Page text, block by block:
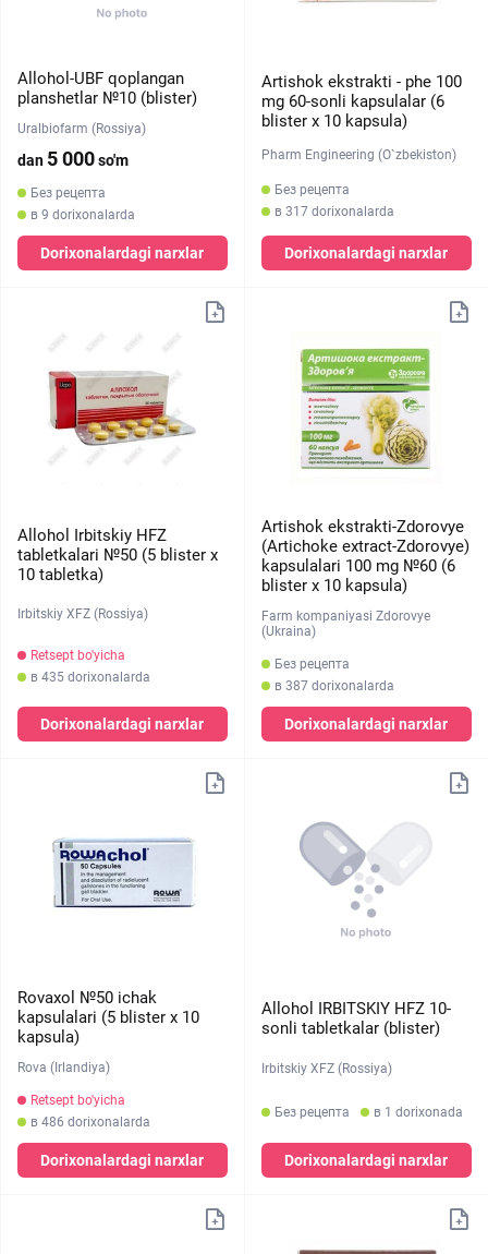
Allohol-UBF qoplangan
planshetlar №10 (blister)
Uralbiofarm (Rossiya)
dan 5 000so'm
Без рецепта
в 9 dorixonalarda
Dorixonalardagi narxlar
Artishok ekstrakti - phe 100
mg 60-sonli kapsulalar (6
blister х 10 kapsula)
Pharm Engineering (O`zbekiston)
Без рецепта
в 317 dorixonalarda
Dorixonalardagi narxlar
Allohol Irbitskiy HFZ
tabletkalari №50 (5 blister х
10 tabletka)
Irbitskiy XFZ (Rossiya)
Retsept bo'yicha
в 435 dorixonalarda
Dorixonalardagi narxlar
Artishok ekstrakti-Zdorovye
(Artichoke extract-Zdorovye)
kapsulalari 100 mg №60 (6
blister х 10 kapsula)
Farm kompaniyasi Zdorovye
(Ukraina)
Без рецепта
в 387 dorixonalarda
Dorixonalardagi narxlar
Rovaxol №50 ichak
kapsulalari (5 blister х 10
kapsula)
Rova (Irlandiya)
Retsept bo'yicha
в 486 dorixonalarda
Dorixonalardagi narxlar
Allohol IRBITSKIY HFZ 10-
sonli tabletkalar (blister)
Irbitskiy XFZ (Rossiya)
Без рецепта в 1 dorixonada
Dorixonalardagi narxlar